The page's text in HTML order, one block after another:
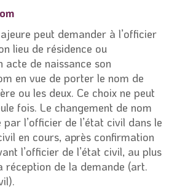
peut demander à l’officier
lieu de résidence ou
acte de naissance son
en vue de porter le nom de
ou les deux. Ce choix ne peut
fois. Le changement de nom
l’officier de l’état civil dans le
en cours, après confirmation
l’officier de l’état civil, au plus
réception de la demande (art.